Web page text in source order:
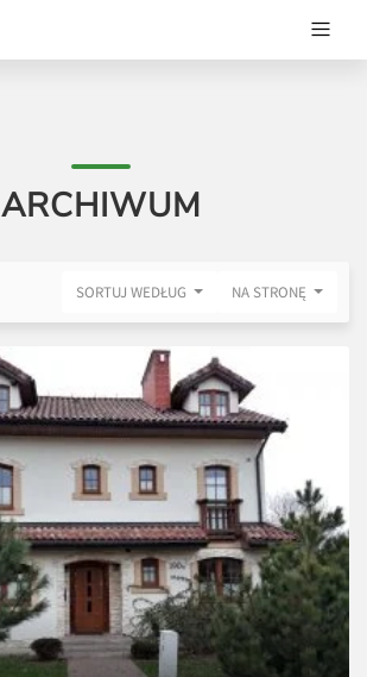
ARCHIWUM
SORTUJ WEDŁUG NA STRONĘ